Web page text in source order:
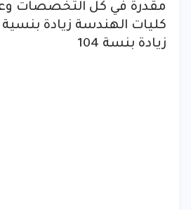
مقدرة في كل التخصصات
زيادة بنسة 104